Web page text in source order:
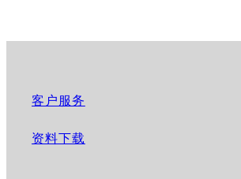
客户服务
资料下载